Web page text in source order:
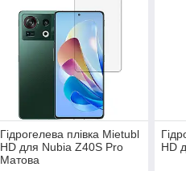
Гідрогелева плівка Mietubl
HD для Nubia Z40S Pro
Матова
HD